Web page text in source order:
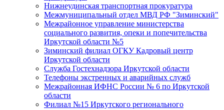
Нижнеудинская транспортная прокуратура
Межмуниципальный отдел МВД РФ "Зиминский"
Межрайонное управление министерства
социального развития, опеки и попечительства
Иркутской области №5
Зиминский филиал ОГКУ Кадровый центр
Иркутской области
Служба Гостехнадзора Иркутской области
Телефоны экстренных и аварийных служб
Межрайонная ИФНС России № 6 по Иркутской
области
Филиал №15 Иркутского регионального